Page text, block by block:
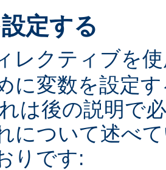
定する
レクティブを
に変数を設定
は後の説明で
について述べ
りです: